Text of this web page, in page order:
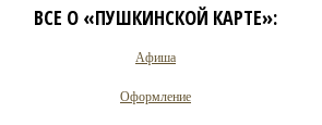
ВСЕ О «ПУШКИНСКОЙ КАРТЕ»:
Афиша
Оформление